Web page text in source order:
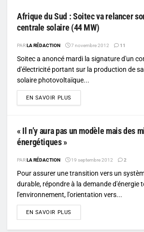
Afrique du Sud : Soitec va relancer
centrale solaire (44 MW)
PARLA RÉDACTION 7 novembre 2012 11
Soitec a anoncé mardi la signature d'un
d'électricité portant sur la production de
solaire photovoltaïque...
EN SAVOIR PLUS
« Il n’y aura pas un modèle mais des
énergétiques »
PARLA RÉDACTION 19 septembre 2012 2
Pour assurer une transition vers un
durable, répondre à la demande d'énergie
l'environnement, l'orientation vers...
EN SAVOIR PLUS